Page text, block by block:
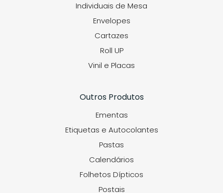
Individuais de Mesa
Envelopes
Cartazes
Roll UP
Vinil e Placas
Outros Produtos
Ementas
Etiquetas e Autocolantes
Pastas
Calendários
Folhetos Dípticos
Postais